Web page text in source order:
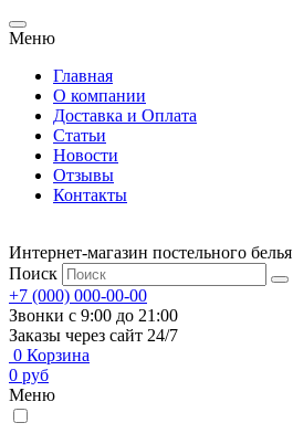
Меню
Главная
О компании
Доставка и Оплата
Статьи
Новости
Отзывы
Контакты
Интернет-магазин постельного белья
Поиск
+7 (000) 000-00-00
Звонки с 9:00 до 21:00
Заказы через сайт 24/7
0 Корзина
0 руб
Меню